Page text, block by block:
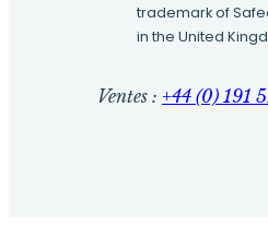
trademark of
in the United
Ventes : +44 (0) 191